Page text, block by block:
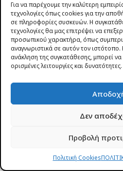
Για να παρέχουμε την καλύτερη
τεχνολογίες όπως cookies για την
σε πληροφορίες συσκευών. Η
τεχνολογίες θα μας επιτρέψει να
προσωπικού χαρακτήρα, όπως
αναγνωριστικά σε αυτόν τον
ανάκληση της συγκατάθεσης, μπορεί
ορισμένες λειτουργίες και δυνατότητες.
Δεν
Προβολή
Πολιτική Cookies
Για άτομα με γνωστό
σε τσιμπήματα, είναι
μεταφορά αυτοενιέσιμης
ενημέρωση των οικείων.
Γνωρίστε την
Αφροδισιολόγο στο
Βασιλική
Βασιλική Παπαγεωργίου,
Αφροδισιολόγος στο Αγρίνιο,